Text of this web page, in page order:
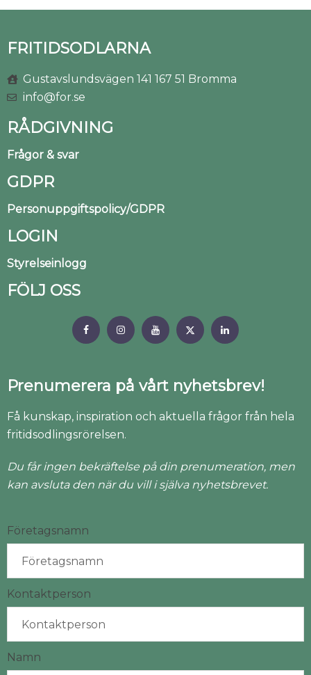
FRITIDSODLARNA
Gustavslundsvägen 141 167 51 Bromma
info@for.se
RÅDGIVNING
Frågor & svar
GDPR
Personuppgiftspolicy/GDPR
LOGIN
Styrelseinlogg
FÖLJ OSS
Prenumerera på vårt nyhetsbrev!
Få kunskap, inspiration och aktuella frågor från hela
fritidsodlingsrörelsen.
Du får ingen bekräftelse på din prenumeration, men
kan avsluta den när du vill i själva nyhetsbrevet.
Företagsnamn
Kontaktperson
Namn